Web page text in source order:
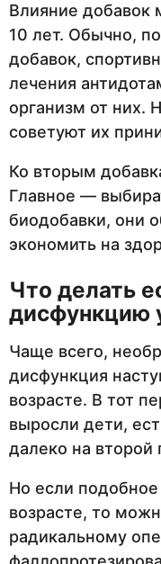
Влияние добавок
10 лет. Обычно,
добавок,
лечения
организм от них.
советуют их
Ко вторым
Главное —
биодобавки, они
экономить на
Что делать
дисфункцию
Чаще всего,
дисфункция
возрасте. В тот
выросли дети,
далеко на второй
Но если
возрасте, то
радикальному